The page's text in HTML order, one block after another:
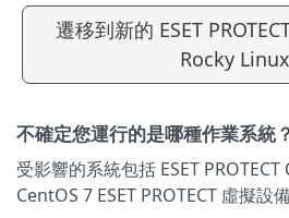
遷移到新的 ESET
Rocky Linux
不確定您運行的是哪種作業系統？
受影響的系統包括 ESET
CentOS 7 ESET PROTECT 虛擬設